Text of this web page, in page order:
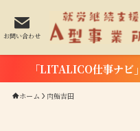
お問い合わせ
「LITALICO仕事ナビ
ホーム 肉鮨吉田